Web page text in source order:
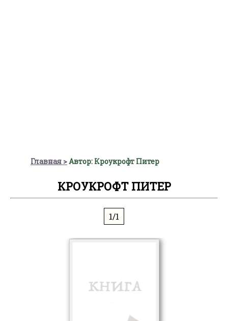
Главная Автор: Кроукрофт Питер
КРОУКРОФТ ПИТЕР
1/1